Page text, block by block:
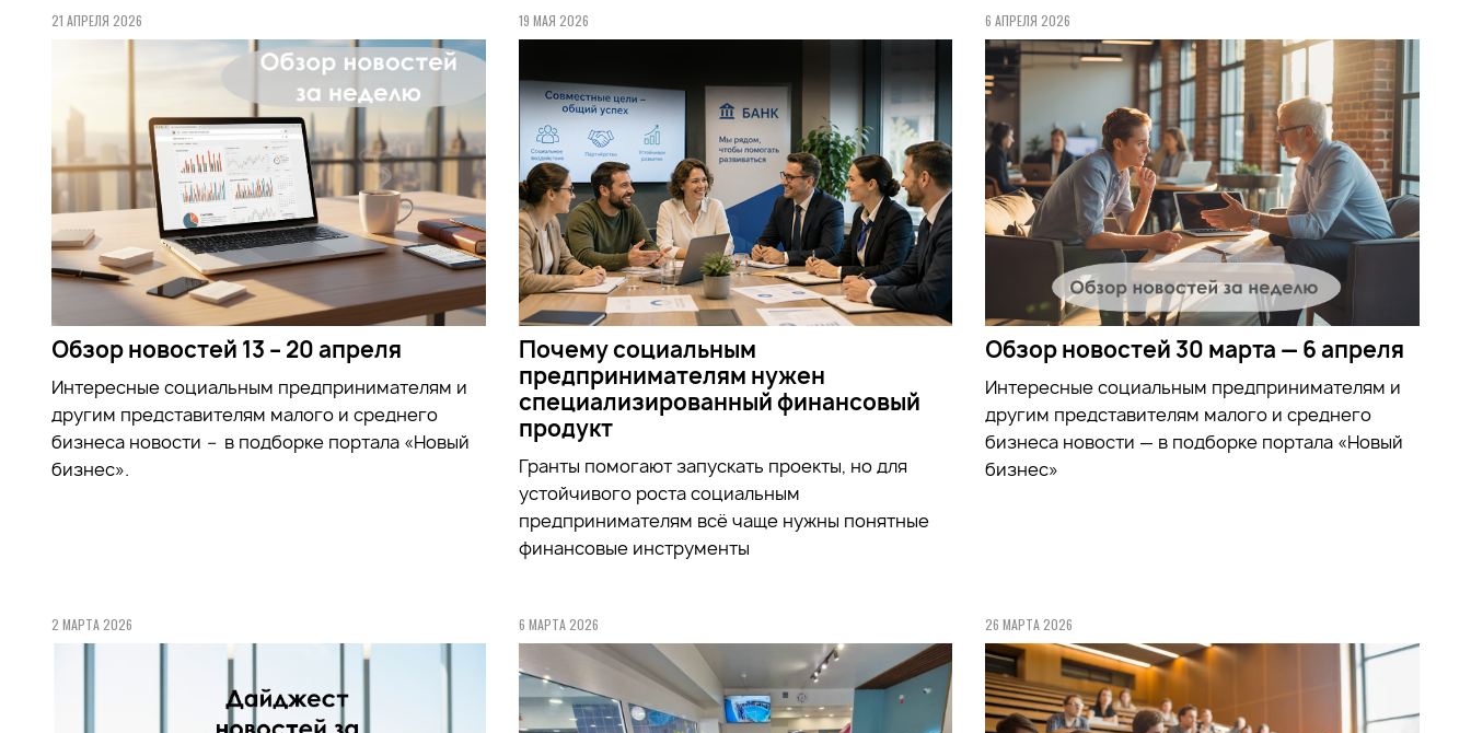
21 АПРЕЛЯ 2026
Обзор новостей 13 – 20 апреля
Интересные социальным предпринимателям и
другим представителям малого и среднего
бизнеса новости – в подборке портала «Новый
бизнес».
19 МАЯ 2026
Почему социальным
предпринимателям нужен
специализированный финансовый
продукт
Гранты помогают запускать проекты, но для
устойчивого роста социальным
предпринимателям всё чаще нужны понятные
финансовые инструменты
6 АПРЕЛЯ 2026
Обзор новостей 30 марта — 6 апреля
Интересные социальным предпринимателям и
другим представителям малого и среднего
бизнеса новости — в подборке портала «Новый
бизнес»
2 МАРТА 2026 6 МАРТА 2026 26 МАРТА 2026